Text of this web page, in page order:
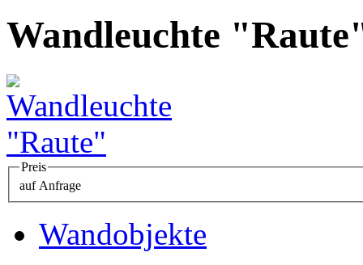
Wandleuchte
Preis
auf Anfrage
Wandobjekte